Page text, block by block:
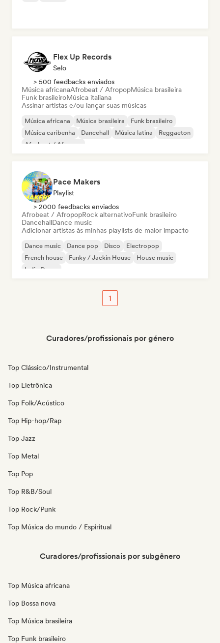
Flex Up Records
Selo
> 500 feedbacks enviados
Música africanaAfrobeat / AfropopMúsica brasileira
Funk brasileiroMúsica italiana
Assinar artistas e/ou lançar suas músicas
Música africana Música brasileira
Funk brasileiro
Música caribenha
Dancehall Música latina
Reggaeton
Afrobeat / Afropop
Pace Makers
Playlist
> 2000 feedbacks enviados
Afrobeat / AfropopRock alternativoFunk brasileiro
DancehallDance music
Adicionar artistas às minhas playlists de maior impacto
Dance music Dance pop Disco
Electropop
French house
Funky / Jackin House
House music
Indie Dance
1
Curadores/profissionais por género
Top Clássico/Instrumental
Top Eletrônica
Top Folk/Acústico
Top Hip-hop/Rap
Top Jazz
Top Metal
Top Pop
Top R&B/Soul
Top Rock/Punk
Top Música do mundo / Espiritual
Curadores/profissionais por subgênero
Top Música africana
Top Bossa nova
Top Música brasileira
Top Funk brasileiro